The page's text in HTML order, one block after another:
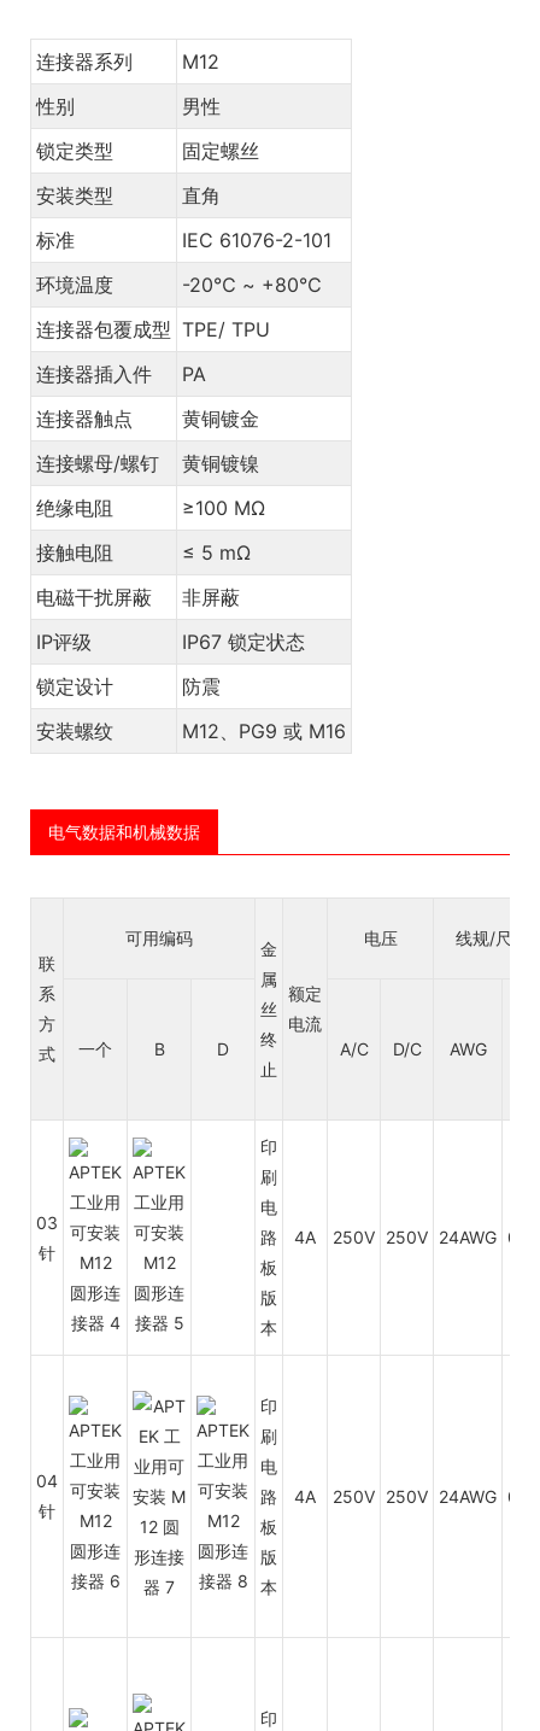
连接器系列
M12
性别
男性
锁定类型
固定螺丝
安装类型
直角
标准
IEC 61076-2-101
环境温度
-20℃ ~ +80℃
连接器包覆成型 TPE/ TPU
连接器插入件
PA
连接器触点
黄铜镀金
连接螺母/螺钉
黄铜镀镍
绝缘电阻
≥100 MΩ
接触电阻
≤ 5 mΩ
电磁干扰屏蔽
非屏蔽
IP评级
IP67 锁定状态
锁定设计
防震
安装螺纹
M12、PG9 或 M16
电气数据和机械数据
联
系
方
式
可用编码
金
属
丝
终
止
额定
电流
电压 线规/尺寸
一个 B D A/C D/C AWG
03
针
印
刷
电
路
板
版
本
4A 250V 250V 24AWG
04
针
印
刷
电
路
板
版
本
4A 250V 250V 24AWG
印